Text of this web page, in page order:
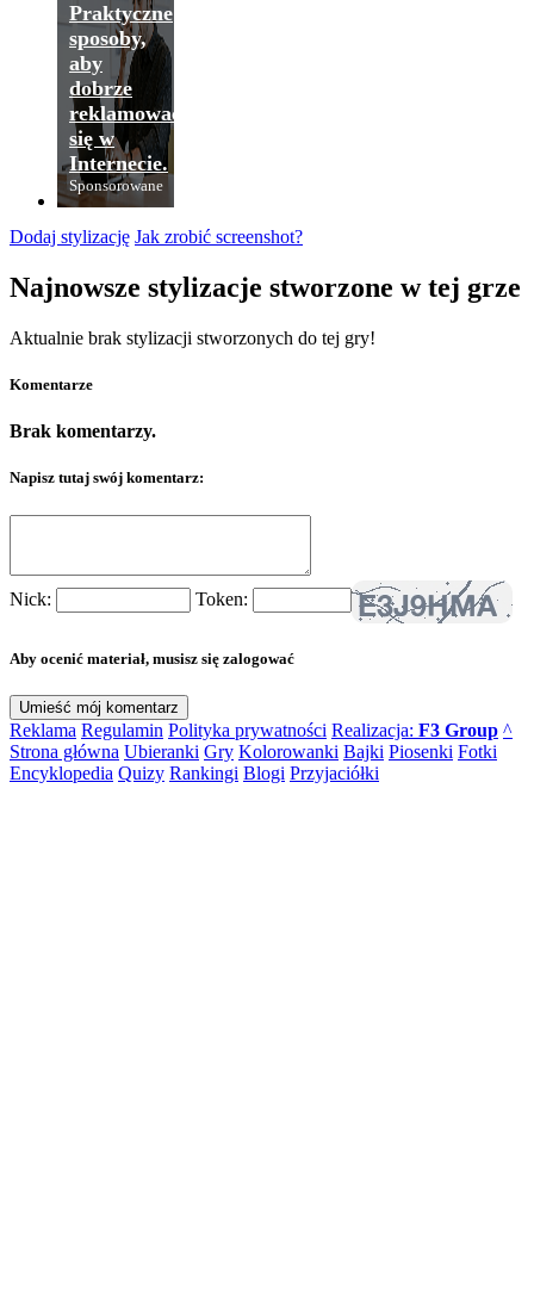
Praktyczne
sposoby,
aby
dobrze
reklamować
się w
Internecie.
Sponsorowane
Dodaj stylizację Jak zrobić screenshot?
Najnowsze stylizacje stworzone w tej grze
Aktualnie brak stylizacji stworzonych do tej gry!
Komentarze
Brak komentarzy.
Napisz tutaj swój komentarz:
Nick: Token:
Aby ocenić materiał, musisz się zalogować
Reklama Regulamin Polityka prywatności Realizacja: F3 Group ^
Strona główna Ubieranki Gry Kolorowanki Bajki Piosenki Fotki
Encyklopedia Quizy Rankingi Blogi Przyjaciółki